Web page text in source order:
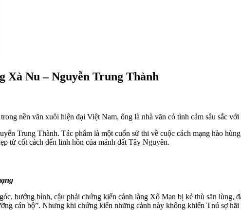
Xà Nu – Nguyễn Trung Thành
nền văn xuôi hiện đại Việt Nam, ông là nhà văn có tình cảm sâu sắc
Trung Thành. Tác phẩm là một cuốn sử thi về cuộc cách mạng hào
từ cốt cách đến linh hồn của mảnh đất Tây Nguyên.
bướng bỉnh, cậu phải chứng kiến cảnh làng Xô Man bị kẻ thù săn lùng,
cán bộ”. Nhưng khi chứng kiến những cảnh này không khiến Tnú sợ